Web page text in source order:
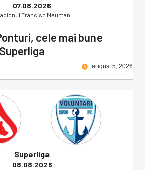
07.08.2026
Francisc Neuman
cele mai bune
august 5, 2026
Superliga
08.08.2026